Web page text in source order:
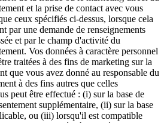
et la prise de contact avec vous
ceux spécifiés ci-dessus, lorsque cela
par une demande de renseignements
et par le champ d'activité du
Vos données à caractère personnel
traitées à des fins de marketing sur la
que vous avez donné au responsable du
à des fins autres que celles
peut être effectué : (i) sur la base de
supplémentaire, (ii) sur la base
ou (iii) lorsqu'il est compatible